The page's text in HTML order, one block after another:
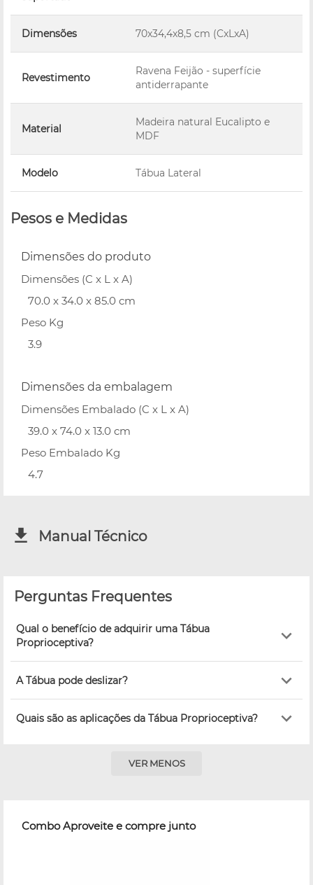
Dimensões 70x34,4x8,5 cm (CxLxA)
Revestimento
Ravena Feijão - superfície
antiderrapante
Material
Madeira natural Eucalipto e
MDF
Modelo Tábua Lateral
Pesos e Medidas
Dimensões do produto
Dimensões (C x L x A)
70.0 x 34.0 x 85.0 cm
Peso Kg
3.9
Dimensões da embalagem
Dimensões Embalado (C x L x A)
39.0 x 74.0 x 13.0 cm
Peso Embalado Kg
4.7
Manual Técnico
Perguntas Frequentes
Qual o benefício de adquirir uma Tábua
Proprioceptiva?
A Tábua pode deslizar?
Quais são as aplicações da Tábua Proprioceptiva?
VER MENOS
Combo Aproveite e compre junto